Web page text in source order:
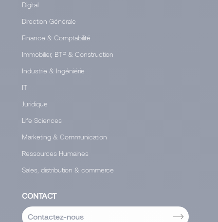
Digital
Direction Générale
Finance & Comptabilité
Immobilier, BTP & Construction
Industrie & Ingéniérie
IT
Juridique
Life Sciences
Marketing & Communication
Ressources Humaines
Sales, distribution & commerce
CONTACT
Contactez-nous